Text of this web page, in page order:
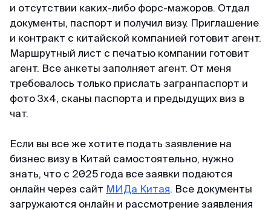
и отсутствии каких-либо форс-мажоров. Отдал
документы, паспорт и получил визу. Приглашение
и контракт с китайской компанией готовит агент.
Маршрутный лист с печатью компании готовит
агент. Все анкеты заполняет агент. От меня
требовалось только прислать загранпаспорт и
фото 3х4, сканы паспорта и предыдущих виз в
чат.
Если вы все же хотите подать заявление на
бизнес визу в Китай самостоятельно, нужно
знать, что с 2025 года все заявки подаются
онлайн через сайт МИДа Китая. Все документы
загружаются онлайн и рассмотрение заявления